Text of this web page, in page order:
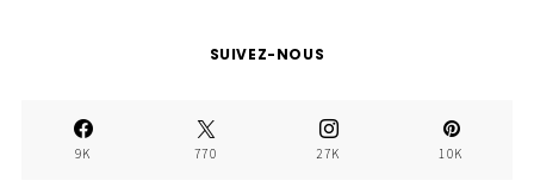
SUIVEZ-NOUS
9K 770 27K 10K